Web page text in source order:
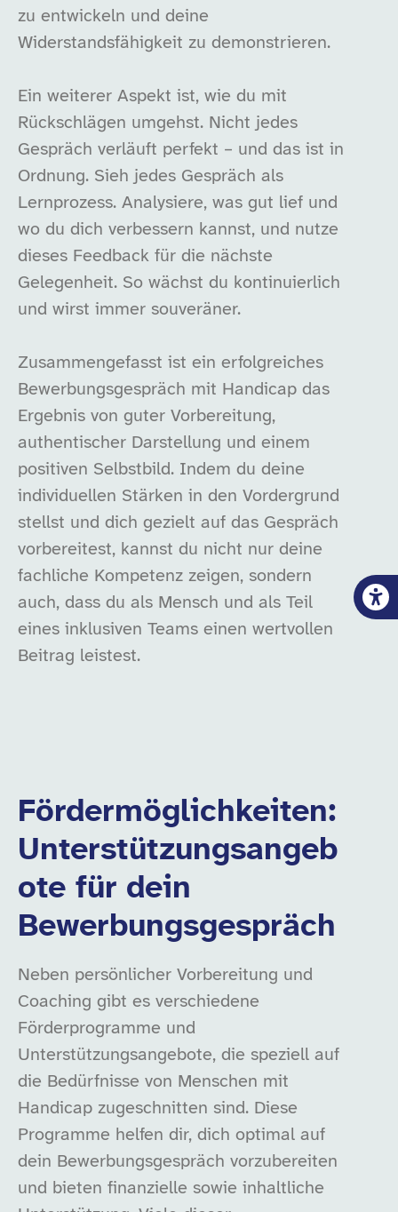
zu entwickeln und deine
Widerstandsfähigkeit zu demonstrieren.
Ein weiterer Aspekt ist, wie du mit
Rückschlägen umgehst. Nicht jedes
Gespräch verläuft perfekt – und das ist in
Ordnung. Sieh jedes Gespräch als
Lernprozess. Analysiere, was gut lief und
wo du dich verbessern kannst, und nutze
dieses Feedback für die nächste
Gelegenheit. So wächst du kontinuierlich
und wirst immer souveräner.
Zusammengefasst ist ein erfolgreiches
Bewerbungsgespräch mit Handicap das
Ergebnis von guter Vorbereitung,
authentischer Darstellung und einem
positiven Selbstbild. Indem du deine
individuellen Stärken in den Vordergrund
stellst und dich gezielt auf das Gespräch
vorbereitest, kannst du nicht nur deine
fachliche Kompetenz zeigen, sondern
auch, dass du als Mensch und als Teil
eines inklusiven Teams einen wertvollen
Beitrag leistest.
Fördermöglichkeiten:
Unterstützungsangeb
ote für dein
Bewerbungsgespräch
Neben persönlicher Vorbereitung und
Coaching gibt es verschiedene
Förderprogramme und
Unterstützungsangebote, die speziell auf
die Bedürfnisse von Menschen mit
Handicap zugeschnitten sind. Diese
Programme helfen dir, dich optimal auf
dein Bewerbungsgespräch vorzubereiten
und bieten finanzielle sowie inhaltliche